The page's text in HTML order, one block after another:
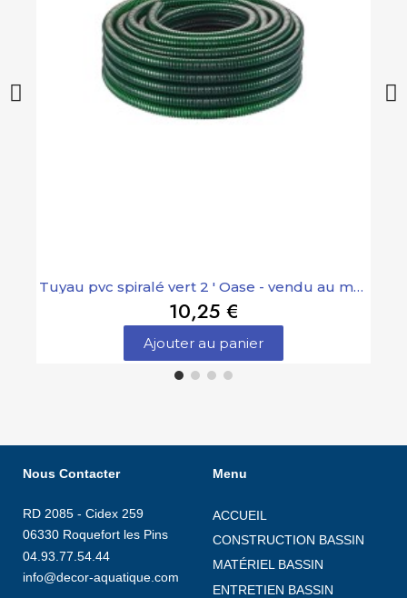
Tuyau pvc spiralé vert 2 ' Oase - vendu au mètre
10,25 €
Ajouter au panier
Nous Contacter
RD 2085 - Cidex 259
06330 Roquefort les Pins
04.93.77.54.44
info@decor-aquatique.com
Menu
ACCUEIL
CONSTRUCTION BASSIN
MATÉRIEL BASSIN
ENTRETIEN BASSIN